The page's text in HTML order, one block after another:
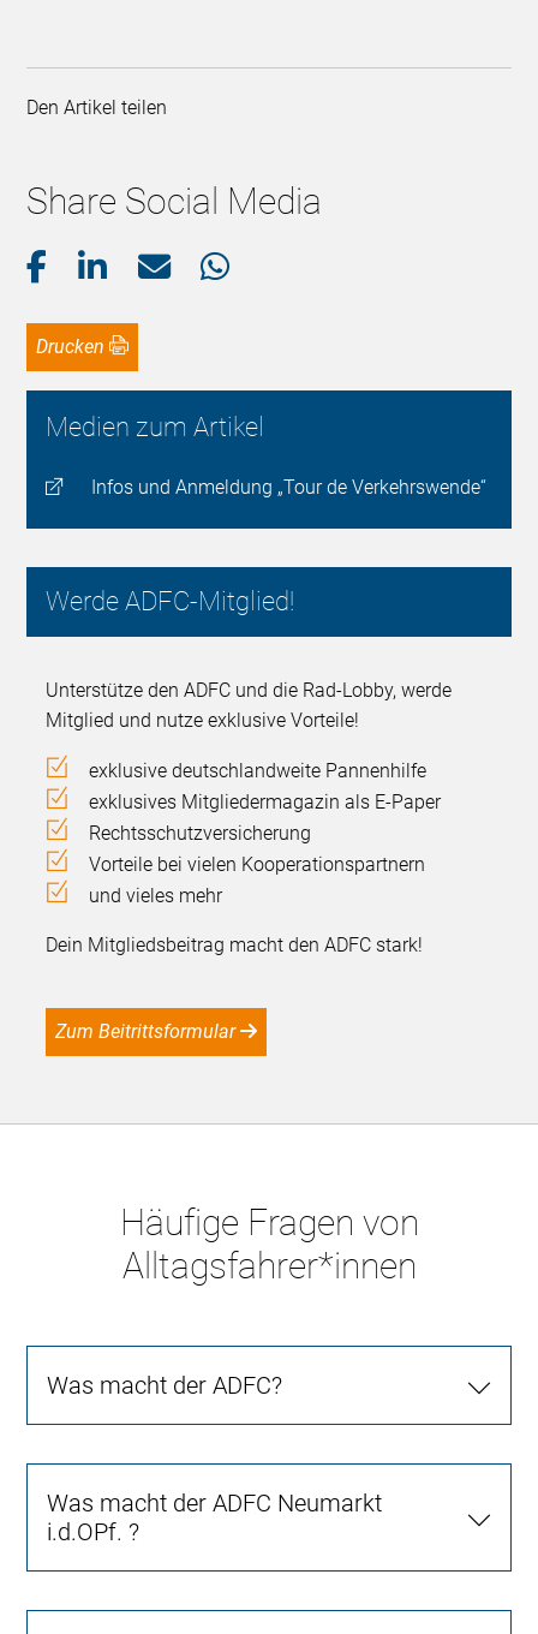
Den Artikel teilen
Share Social Media
Drucken
Medien zum Artikel
Infos und Anmeldung „Tour de Verkehrswende“
Werde ADFC-Mitglied!
Unterstütze den ADFC und die Rad-Lobby, werde
Mitglied und nutze exklusive Vorteile!
exklusive deutschlandweite Pannenhilfe
exklusives Mitgliedermagazin als E-Paper
Rechtsschutzversicherung
Vorteile bei vielen Kooperationspartnern
und vieles mehr
Dein Mitgliedsbeitrag macht den ADFC stark!
Zum Beitrittsformular
Häufige Fragen von
Alltagsfahrer*innen
Was macht der ADFC?
Was macht der ADFC Neumarkt
i.d.OPf. ?